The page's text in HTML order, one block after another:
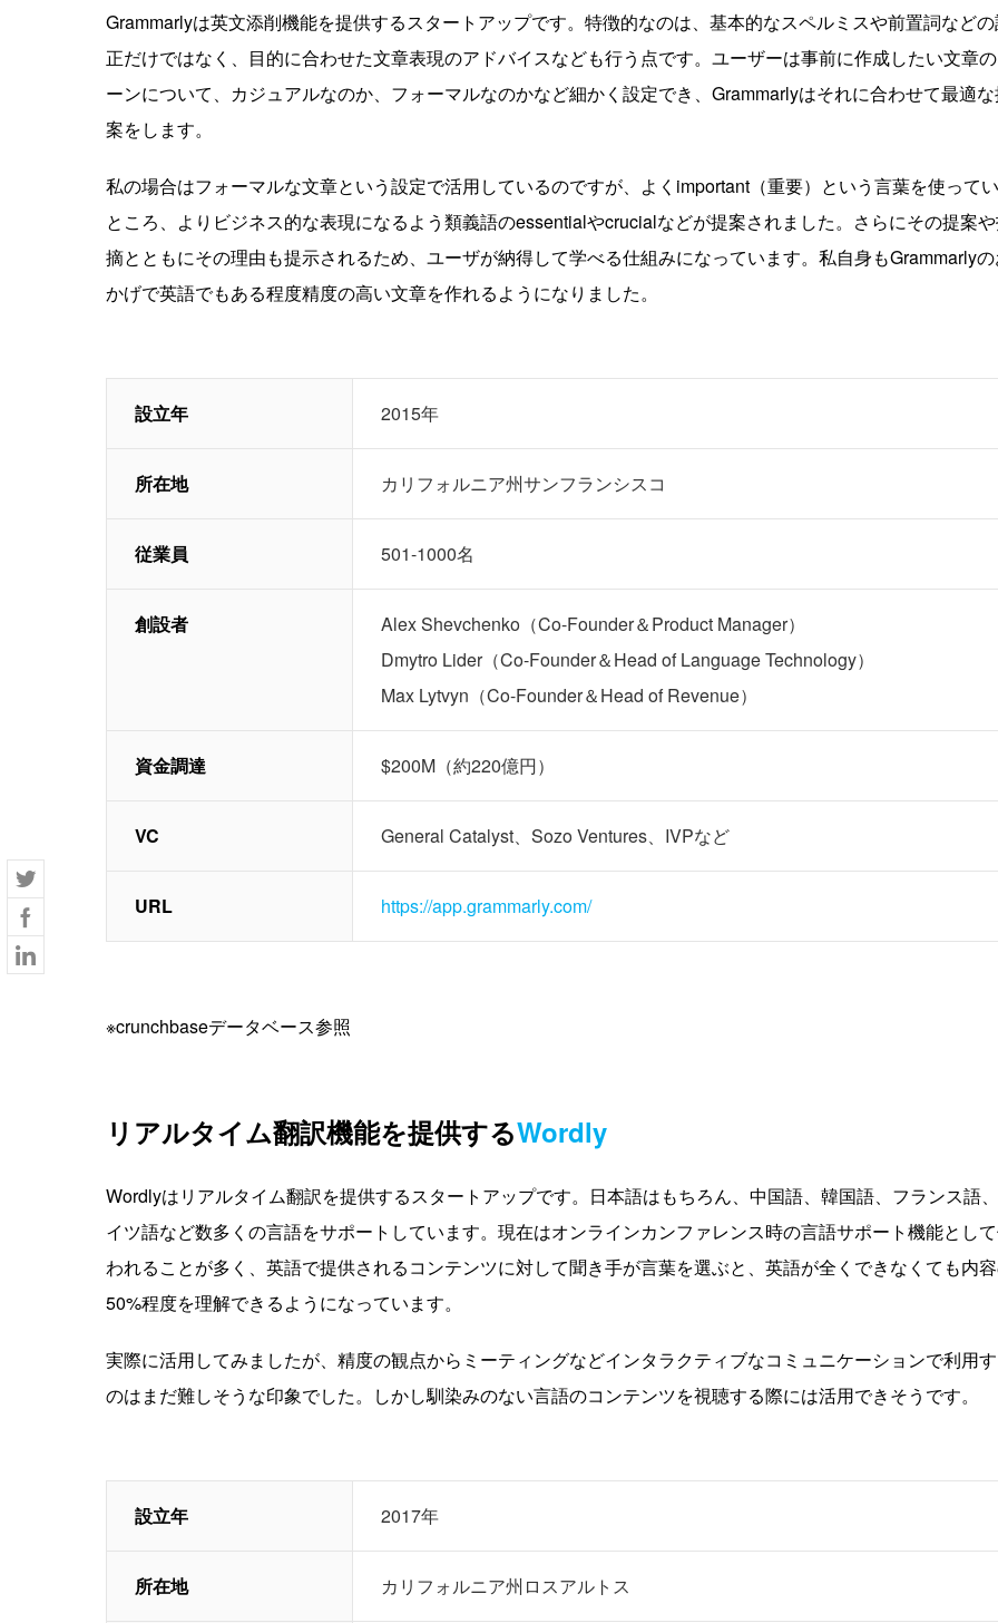
Grammarlyは英文添削機能を提供するスタートアップです。特徴的なのは、基本的なスペルミスや前置詞など
正だけではなく、目的に合わせた文章表現のアドバイスなども行う点です。ユーザーは事前に作成したい文章の
ーンについて、カジュアルなのか、フォーマルなのかなど細かく設定でき、Grammarlyはそれに合わせて最適
案をします。
私の場合はフォーマルな文章という設定で活用しているのですが、よくimportant（重要）という言葉を使って
ところ、よりビジネス的な表現になるよう類義語のessentialやcrucialなどが提案されました。さらにその提案
摘とともにその理由も提示されるため、ユーザが納得して学べる仕組みになっています。私自身もGrammarly
かげで英語でもある程度精度の高い文章を作れるようになりました。
設立年 2015年
所在地 カリフォルニア州サンフランシスコ
従業員 501-1000名
創設者
Alex Shevchenko（Co-Founder＆Product Manager）
Dmytro Lider（Co-Founder＆Head of Language Technology）
Max Lytvyn（Co-Founder＆Head of Revenue）
資金調達 $200M（約220億円）
VC General Catalyst、Sozo Ventures、IVPなど
URL https://app.grammarly.com/
※crunchbaseデータベース参照
リアルタイム翻訳機能を提供するWordly
Wordlyはリアルタイム翻訳を提供するスタートアップです。日本語はもちろん、中国語、韓国語、フランス語
イツ語など数多くの言語をサポートしています。現在はオンラインカンファレンス時の言語サポート機能とし
われることが多く、英語で提供されるコンテンツに対して聞き手が言葉を選ぶと、英語が全くできなくても内
50%程度を理解できるようになっています。
実際に活用してみましたが、精度の観点からミーティングなどインタラクティブなコミュニケーションで利用
のはまだ難しそうな印象でした。しかし馴染みのない言語のコンテンツを視聴する際には活用できそうです。
設立年 2017年
所在地 カリフォルニア州ロスアルトス